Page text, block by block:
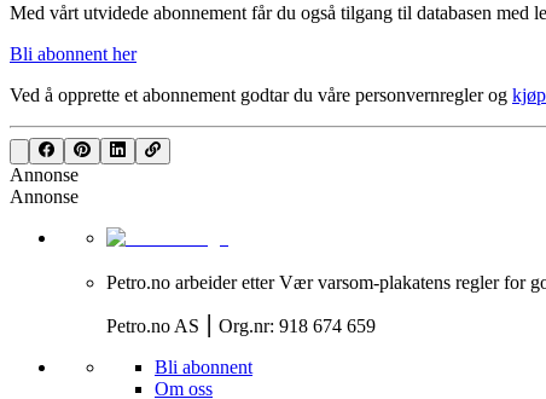
Med vårt utvidede abonnement får du også tilgang til databasen med
Bli abonnent her
Ved å opprette et abonnement godtar du våre personvernreglerog
Annonse
Annonse
Petro.no arbeider etter Vær varsom-plakatens regler for
Petro.no AS ⎮ Org.nr: 918 674 659
Bli abonnent
Om oss